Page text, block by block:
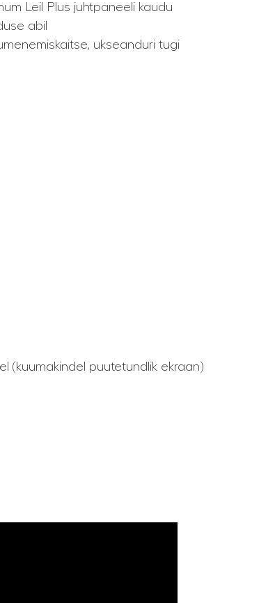
Leil Plus juhtpaneeli kaudu
abil
ukseanduri tugi
(kuumakindel puutetundlik ekraan)